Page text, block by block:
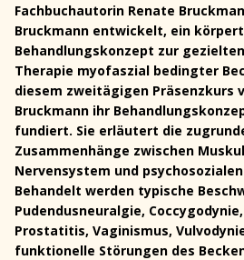
Fachbuchautorin Renate
Bruckmann entwickelt, ein
Behandlungskonzept zur
Therapie myofaszial bedingter
diesem zweitägigen Präsenzkurs
Bruckmann ihr
fundiert. Sie erläutert die
Zusammenhänge zwischen
Nervensystem und
Behandelt werden typische
Pudendusneuralgie,
Prostatitis, Vaginismus,
funktionelle Störungen des